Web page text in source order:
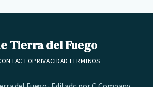
Tierra del Fuego
PRIVACIDADTÉRMINOS